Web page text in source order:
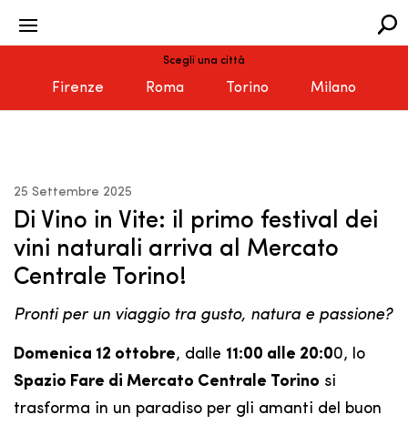
Scegli una città
Firenze Roma Torino Milano
25 Settembre 2025
Di Vino in Vite: il primo festival dei
vini naturali arriva al Mercato
Centrale Torino!
Pronti per un viaggio tra gusto, natura e passione?
Domenica 12 ottobre, dalle 11:00 alle 20:00, lo
Spazio Fare di Mercato Centrale Torino si
trasforma in un paradiso per gli amanti del buon